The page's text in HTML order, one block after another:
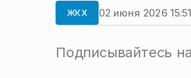
ЖКХ 02 июня 2026 15:51
Подписывайтесь